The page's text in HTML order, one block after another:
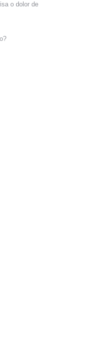
o dolor de